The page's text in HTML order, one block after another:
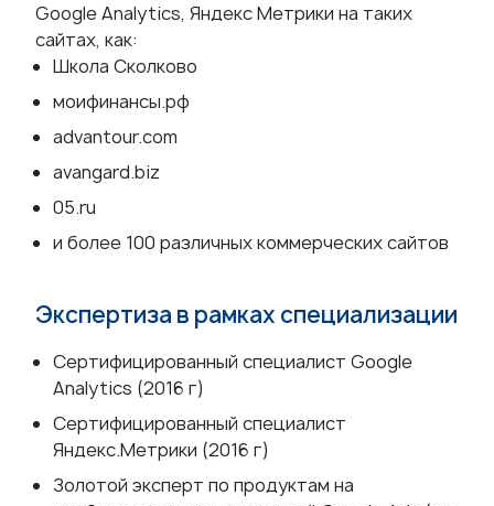
Google Analytics, Яндекс Метрики на таких
сайтах, как:
Школа Сколково
моифинансы.рф
advantour.com
avangard.biz
05.ru
и более 100 различных коммерческих сайтов
Экспертиза в рамках специализации
Сертифицированный специалист Google
Analytics (2016 г)
Сертифицированный специалист
Яндекс.Метрики (2016 г)
Золотой эксперт по продуктам на